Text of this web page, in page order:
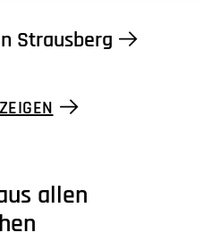
Strausberg
allen